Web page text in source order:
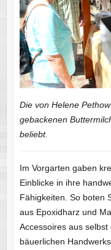
Die von Helene
gebackenen
beliebt.
Im Vorgarten gaben
Einblicke in ihre
Fähigkeiten. So boten
aus Epoxidharz und
Accessoires aus
bäuerlichen